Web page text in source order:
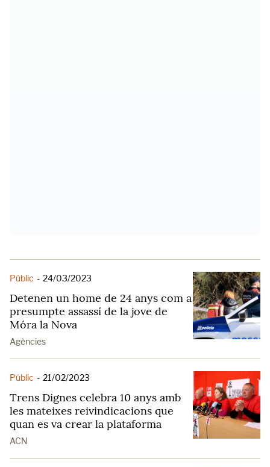
Públic - 24/03/2023
Detenen un home de 24 anys com a
presumpte assassí de la jove de
Móra la Nova
Agències
Públic - 21/02/2023
Trens Dignes celebra 10 anys amb
les mateixes reivindicacions que
quan es va crear la plataforma
ACN